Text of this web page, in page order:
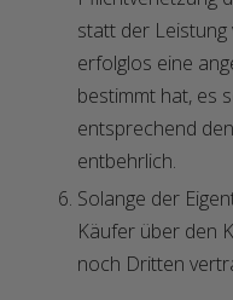
statt der
erfolglos eine
bestimmt hat, es
entsprechend
entbehrlich.
Solange der
Käufer über den
noch Dritten